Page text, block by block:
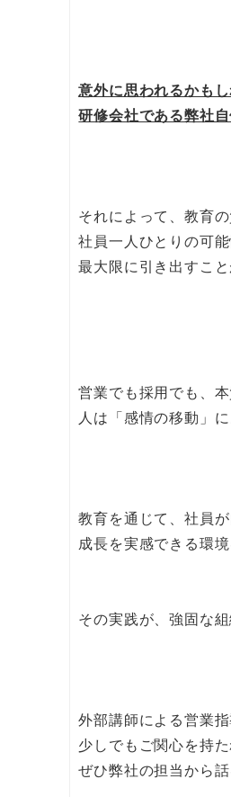
意外に思われるかもし
研修会社である弊社
それによって、教育の
社員一人ひとりの可
最大限に引き出すこと
営業でも採用でも、本
人は「感情の移動」
教育を通じて、社員
成長を実感できる環境
その実践が、強固な
外部講師による営業指
少しでもご関心を持た
ぜひ弊社の担当から